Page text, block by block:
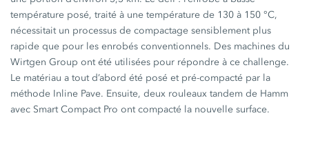
température posé, traité à une température de 130 à 150 °C,
nécessitait un processus de compactage sensiblement plus
rapide que pour les enrobés conventionnels. Des machines du
Wirtgen Group ont été utilisées pour répondre à ce challenge.
Le matériau a tout d’abord été posé et pré-compacté par la
méthode Inline Pave. Ensuite, deux rouleaux tandem de Hamm
avec Smart Compact Pro ont compacté la nouvelle surface.